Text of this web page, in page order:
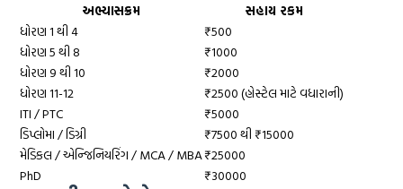
અભ્યાસક્રમ
સહાય રકમ
ધોરણ 1 થી 4
₹500
ધોરણ 5 થી 8
₹1000
ધોરણ 9 થી 10
₹2000
ધોરણ 11-12
₹2500 (હોસ્ટેલ માટે વધારાની)
ITI / PTC
₹5000
ડિપ્લોમા / ડિગ્રી
₹7500 થી ₹15000
મેડિકલ / એન્જિનિયરિંગ / MCA / MBA₹25000
PhD
₹30000